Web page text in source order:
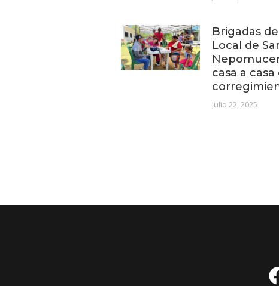
Brigadas
Local de
casa a casa
julio 22, 2025